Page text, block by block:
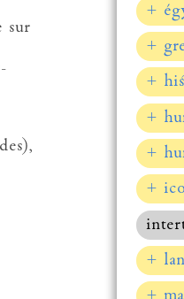
sur
+
+
+
+
+
+
+